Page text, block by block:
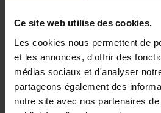
Ce site web utilise des cookies.
Les cookies nous permettent de
et les annonces, d'offrir des
médias sociaux et d'analyser
partageons également des
notre site avec nos partenaires
Building
Business
Jochen Roef
Couverture souple